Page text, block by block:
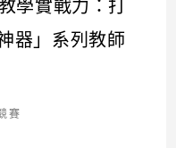
學實戰力：打
器」系列教師
賽